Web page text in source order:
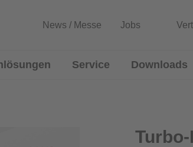
News / Messe Jobs
Service Downloads